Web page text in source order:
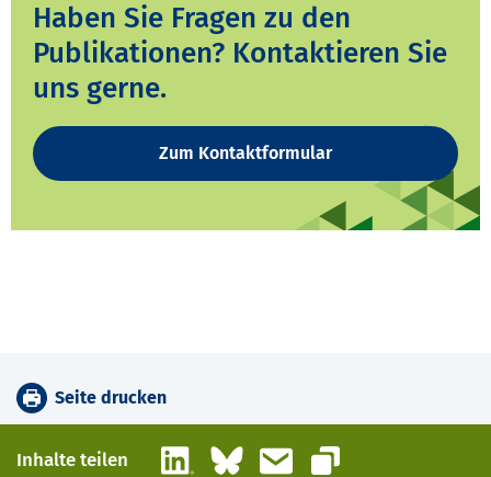
Haben Sie Fragen zu den
Publikationen? Kontaktieren Sie
uns gerne.
Zum Kontaktformular
Seite drucken
Inhalte teilen LinkedInBlueskyE-Mail
Link kopieren